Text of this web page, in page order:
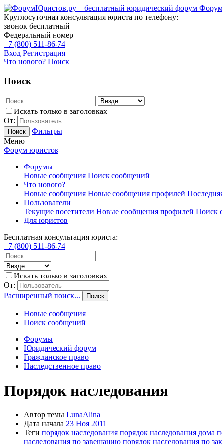
Круглосуточная консультация юриста по телефону:
звонок бесплатный
Федеральный номер
+7 (800) 511-86-74
Вход Регистрация
Что нового? Поиск
Поиск
Искать только в заголовках
От:
Поиск
Фильтры
Меню
Форум юристов
Форумы
Новые сообщения Поиск сообщений
Что нового?
Новые сообщения Новые сообщения профилей
Пользователи
Текущие посетители Новые сообщения профилей Поиск
Для юристов
Бесплатная консультация юриста:
+7 (800) 511-86-74
Искать только в заголовках
От:
Расширенный поиск...
Поиск
Новые сообщения
Поиск сообщений
Форумы
Юридический форум
Гражданское право
Наследственное право
Порядок наследования
Автор темы LunaAlina
Дата начала 23 Ноя 2011
Теги порядок наследования порядок наследования дома
наследования по завещанию порядок наследования по